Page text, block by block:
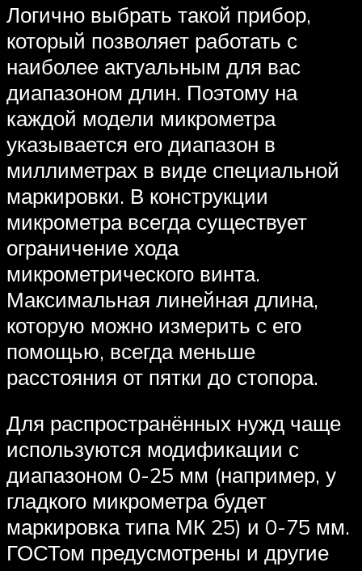
Логично выбрать такой прибор,
который позволяет работать с
наиболее актуальным для вас
диапазоном длин. Поэтому на
каждой модели микрометра
указывается его диапазон в
миллиметрах в виде специальной
маркировки. В конструкции
микрометра всегда существует
ограничение хода
микрометрического винта.
Максимальная линейная длина,
которую можно измерить с его
помощью, всегда меньше
расстояния от пятки до стопора.
Для распространённых нужд чаще
используются модификации с
диапазоном 0-25 мм (например, у
гладкого микрометра будет
маркировка типа МК 25) и 0-75 мм.
ГОСТом предусмотрены и другие